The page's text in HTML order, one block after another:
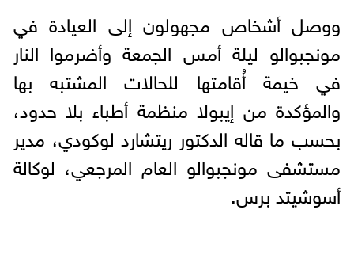
ووصل أشخاص مجهولون إلى العيادة في
مونجبوالو ليلة أمس الجمعة وأضرموا النار
في خيمة أُقامتها للحالات المشتبه بها
والمؤكدة من إيبولا منظمة أطباء بلا حدود،
بحسب ما قاله الدكتور ريتشارد لوكودي، مدير
مستشفى مونجبوالو العام المرجعي، لوكالة
أسوشيتد برس.